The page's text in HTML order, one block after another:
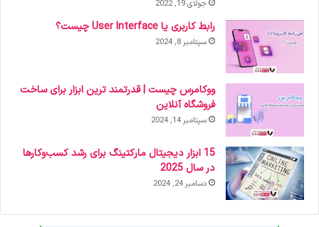
جولای 19, 2022
رابط کاربری یا User Interface چیست؟
سپتامبر 8, 2024
ووکامرس چیست | قدرتمند ترین ابزار برای ساخت
فروشگاه آنلاین
سپتامبر 14, 2024
15 ابزار دیجیتال مارکتینگ برای رشد کسب‌وکارها
در سال 2025
دسامبر 24, 2024